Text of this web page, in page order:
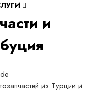
и
из Турции и